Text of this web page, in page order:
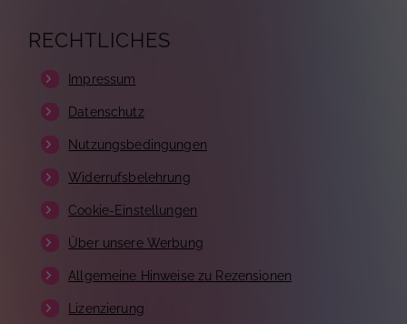
RECHTLICHES
Impressum
Datenschutz
Nutzungsbedingungen
Widerrufsbelehrung
Cookie-Einstellungen
Über unsere Werbung
Allgemeine Hinweise zu Rezensionen
Lizenzierung